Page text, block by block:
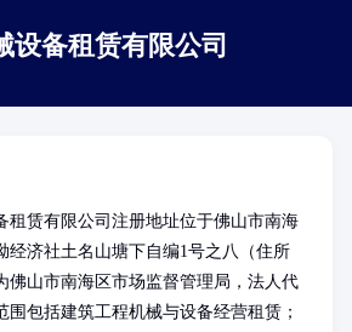
设备租赁有限公司
租赁有限公司注册地址位于佛山市南海
经济社土名山塘下自编1号之八（住所
佛山市南海区市场监督管理局，法人代
围包括建筑工程机械与设备经营租赁；